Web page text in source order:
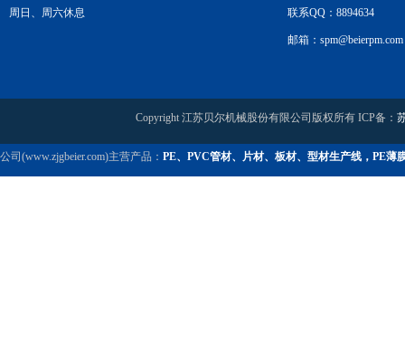
周日、周六休息 联系QQ：8894634
邮箱：spm@beierpm.com
Copyright 江苏贝尔机械股份有限公司版权所有 ICP备：
公司(www.zjgbeier.com)主营产品： PE、PVC管材、片材、板材、型材生产线，PE薄